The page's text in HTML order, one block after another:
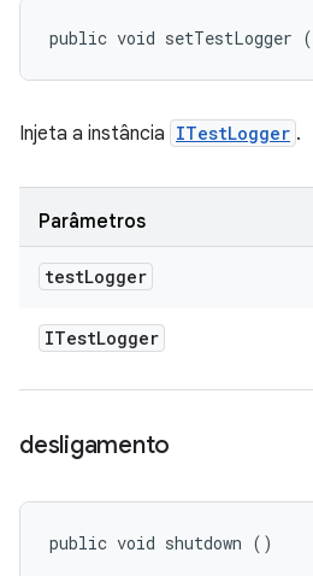
public void setTestLogger (
Injeta a instância ITestLogger .
Parâmetros
testLogger
ITestLogger
desligamento
public void shutdown ()